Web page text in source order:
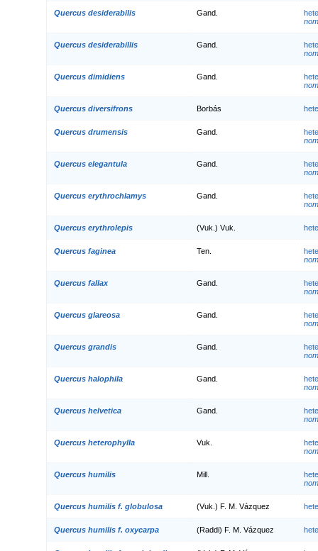
Quercus desiderabilis Gand.
Quercus desiderabillis Gand.
Quercus dimidiens Gand.
Quercus diversifrons Borbás
Quercus drumensis Gand.
Quercus elegantula Gand.
Quercus erythrochlamys Gand.
Quercus erythrolepis (Vuk.) Vuk.
Quercus faginea Ten.
Quercus fallax Gand.
Quercus glareosa Gand.
Quercus grandis Gand.
Quercus halophila Gand.
Quercus helvetica Gand.
Quercus heterophylla Vuk.
Quercus humilis Mill.
Quercus humilis f. globulosa (Vuk.) F. M. Vázquez
Quercus humilis f. oxycarpa (Raddi) F. M. Vázquez